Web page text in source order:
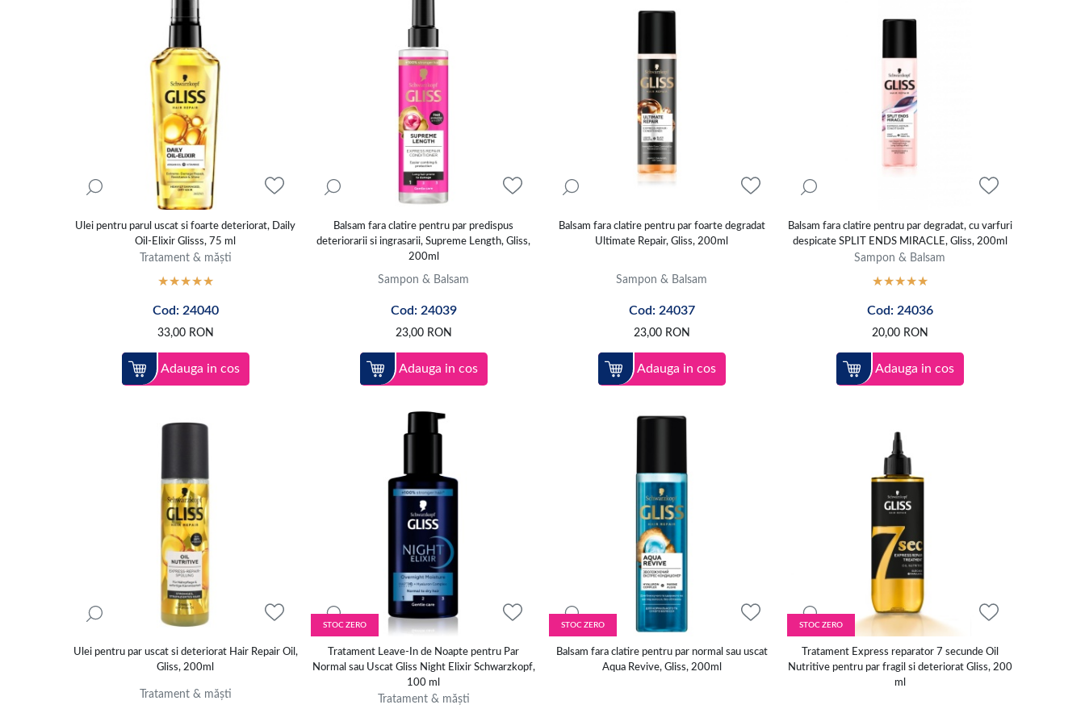
Ulei pentru parul uscat si foarte deteriorat, Daily
Oil-Elixir Glisss, 75 ml
Tratament & măști
Cod: 24040
33,00 RON
Adauga in cos
Balsam fara clatire pentru par predispus
deteriorarii si ingrasarii, Supreme Length, Gliss,
200ml
Sampon & Balsam
Cod: 24039
23,00 RON
Adauga in cos
Balsam fara clatire pentru par foarte degradat
Ultimate Repair, Gliss, 200ml
Sampon & Balsam
Cod: 24037
23,00 RON
Adauga in cos
Balsam fara clatire pentru par degradat, cu varfuri
despicate SPLIT ENDS MIRACLE, Gliss, 200ml
Sampon & Balsam
Cod: 24036
20,00 RON
Adauga in cos
Ulei pentru par uscat si deteriorat Hair Repair Oil,
Gliss, 200ml
Tratament & măști
STOC ZERO
Tratament Leave-In de Noapte pentru Par
Normal sau Uscat Gliss Night Elixir Schwarzkopf,
100 ml
Tratament & măști
STOC ZERO
Balsam fara clatire pentru par normal sau uscat
Aqua Revive, Gliss, 200ml
STOC ZERO
Tratament Express reparator 7 secunde Oil
Nutritive pentru par fragil si deteriorat Gliss, 200
ml